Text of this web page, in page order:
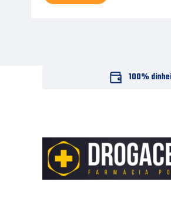
100%